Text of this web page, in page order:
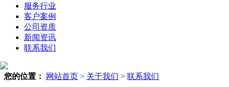
服务行业
客户案例
公司资质
新闻资讯
联系我们
您的位置： 网站首页 > 关于我们 > 联系我们